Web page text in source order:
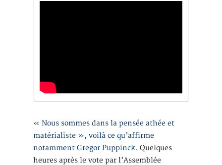
« Nous sommes dans la pensée athée et
matérialiste », voilà ce qu’affirme
notamment Gregor Puppinck. Quelques
heures après le vote par l’Assemblée